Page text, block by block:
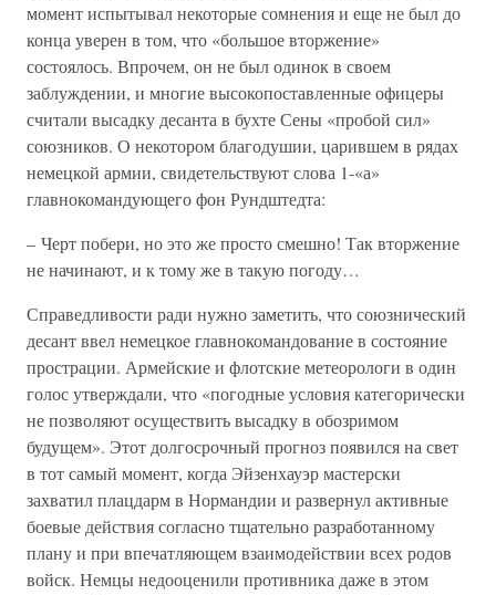
момент испытывал некоторые сомнения и еще не был до
конца уверен в том, что «большое вторжение»
состоялось. Впрочем, он не был одинок в своем
заблуждении, и многие высокопоставленные офицеры
считали высадку десанта в бухте Сены «пробой сил»
союзников. О некотором благодушии, царившем в рядах
немецкой армии, свидетельствуют слова 1-«а»
главнокомандующего фон Рундштедта:
– Черт побери, но это же просто смешно! Так вторжение
не начинают, и к тому же в такую погоду…
Справедливости ради нужно заметить, что союзнический
десант ввел немецкое главнокомандование в состояние
прострации. Армейские и флотские метеорологи в один
голос утверждали, что «погодные условия категорически
не позволяют осуществить высадку в обозримом
будущем». Этот долгосрочный прогноз появился на свет
в тот самый момент, когда Эйзенхауэр мастерски
захватил плацдарм в Нормандии и развернул активные
боевые действия согласно тщательно разработанному
плану и при впечатляющем взаимодействии всех родов
войск. Немцы недооценили противника даже в этом